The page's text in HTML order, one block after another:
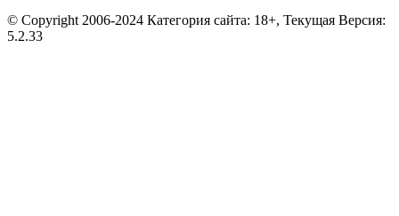
© Copyright 2006-2024 Категория сайта: 18+, Текущая Версия:
5.2.33